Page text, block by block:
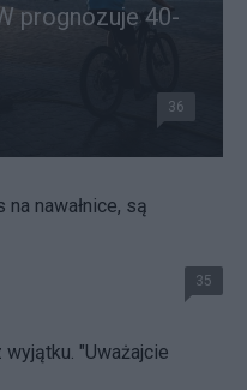
prognozuje 40-
36
na nawałnice, są
35
"Uważajcie